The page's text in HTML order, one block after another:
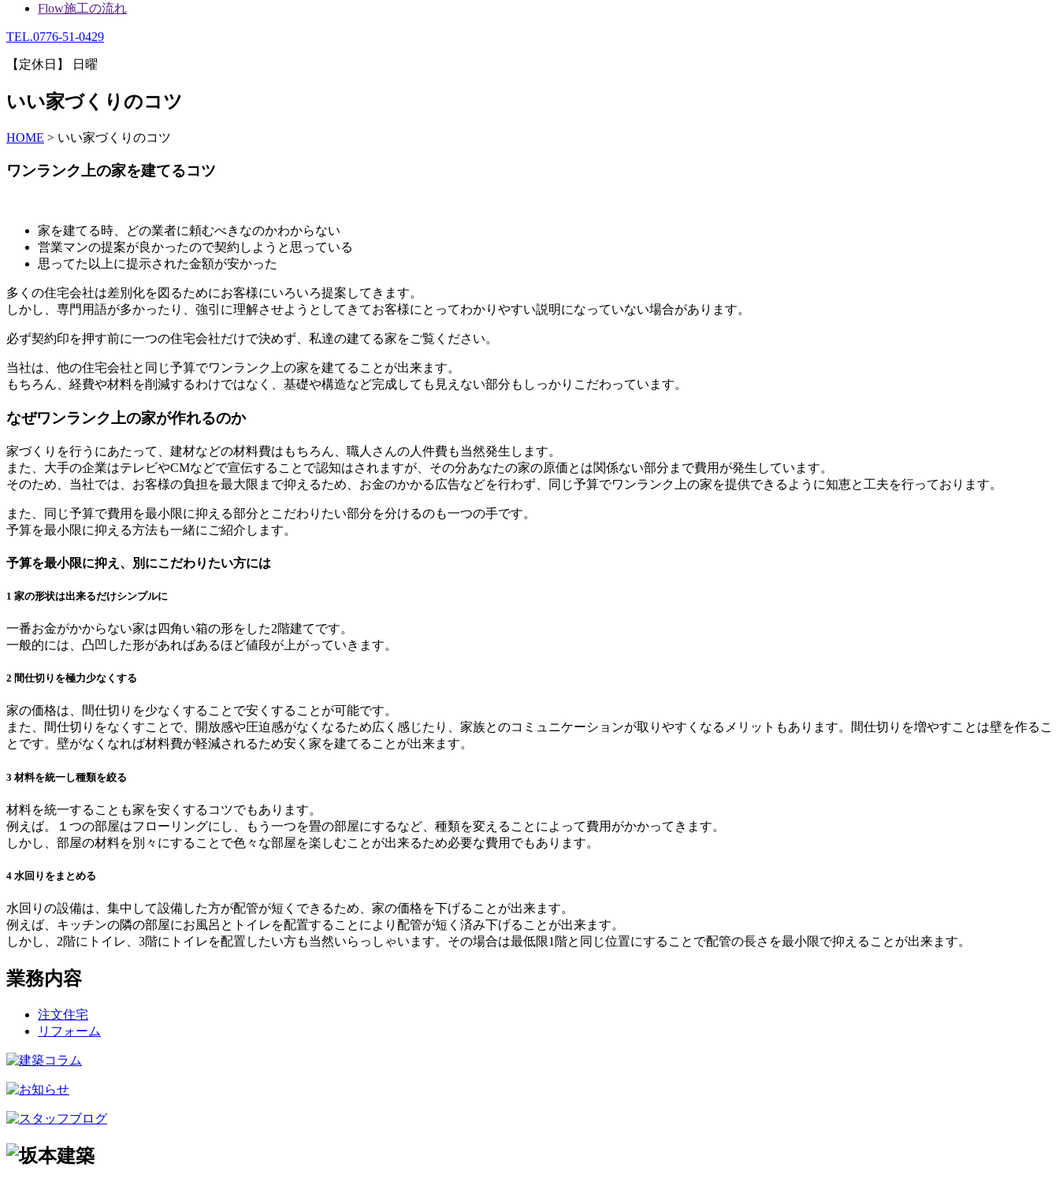
Flow施工の流れ
TEL.0776-51-0429
【定休日】 日曜
いい家づくりのコツ
HOME > いい家づくりのコツ
ワンランク上の家を建てるコツ
家を建てる時、どの業者に頼むべきなのかわからない
営業マンの提案が良かったので契約しようと思っている
思ってた以上に提示された金額が安かった
多くの住宅会社は差別化を図るためにお客様にいろいろ提案してきます。
しかし、専門用語が多かったり、強引に理解させようとしてきてお客様にとってわかりやすい説明になっていない場合があります。
必ず契約印を押す前に一つの住宅会社だけで決めず、私達の建てる家をご覧ください。
当社は、他の住宅会社と同じ予算でワンランク上の家を建てることが出来ます。
もちろん、経費や材料を削減するわけではなく、基礎や構造など完成しても見えない部分もしっかりこだわっています。
なぜワンランク上の家が作れるのか
家づくりを行うにあたって、建材などの材料費はもちろん、職人さんの人件費も当然発生します。
また、大手の企業はテレビやCMなどで宣伝することで認知はされますが、その分あなたの家の原価とは関係ない部分まで費用が発生しています。
そのため、当社では、お客様の負担を最大限まで抑えるため、お金のかかる広告などを行わず、同じ予算でワンランク上の家を提供できるように知恵と工夫を行っております。
また、同じ予算で費用を最小限に抑える部分とこだわりたい部分を分けるのも一つの手です。
予算を最小限に抑える方法も一緒にご紹介します。
予算を最小限に抑え、別にこだわりたい方には
1 家の形状は出来るだけシンプルに
一番お金がかからない家は四角い箱の形をした2階建てです。
一般的には、凸凹した形があればあるほど値段が上がっていきます。
2 間仕切りを極力少なくする
家の価格は、間仕切りを少なくすることで安くすることが可能です。
また、間仕切りをなくすことで、開放感や圧迫感がなくなるため広く感じたり、家族とのコミュニケーションが取りやすくなるメリットもあります。間仕切りを増やすことは壁を作るこ
とです。壁がなくなれば材料費が軽減されるため安く家を建てることが出来ます。
3 材料を統一し種類を絞る
材料を統一することも家を安くするコツでもあります。
例えば。１つの部屋はフローリングにし、もう一つを畳の部屋にするなど、種類を変えることによって費用がかかってきます。
しかし、部屋の材料を別々にすることで色々な部屋を楽しむことが出来るため必要な費用でもあります。
4 水回りをまとめる
水回りの設備は、集中して設備した方が配管が短くできるため、家の価格を下げることが出来ます。
例えば、キッチンの隣の部屋にお風呂とトイレを配置することにより配管が短く済み下げることが出来ます。
しかし、2階にトイレ、3階にトイレを配置したい方も当然いらっしゃいます。その場合は最低限1階と同じ位置にすることで配管の長さを最小限で抑えることが出来ます。
業務内容
注文住宅
リフォーム